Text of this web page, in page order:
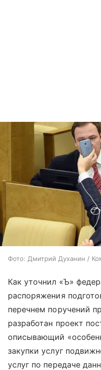
Фото: Дмитрий Духанин /
Как уточнил «Ъ»
распоряжения
перечнем поручений
разработан проект
описывающий
закупки услуг
услуг по передаче